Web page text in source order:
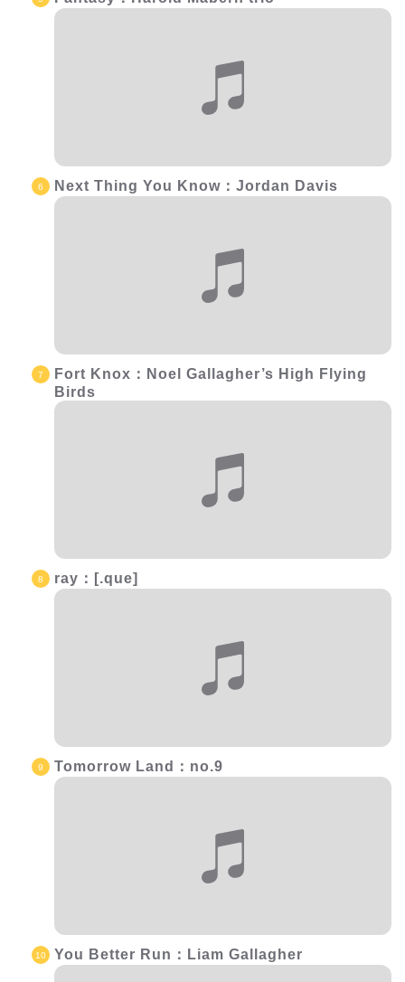
Next Thing You Know：Jordan Davis
Fort Knox：Noel Gallagher’s High Flying
Birds
ray：[.que]
Tomorrow Land：no.9
You Better Run：Liam Gallagher